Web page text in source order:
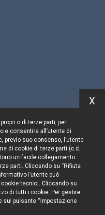
privacy
o di terze parti, per
e consentire all’utente di
previo suo consenso, l’utente
di cookie di terze parti (c.d.
un facile collegamento
parti. Cliccando su “Rifiuta
l’utente può
tecnici. Cliccando su
di tutti i cookie. Per gestire
sul pulsante “Impostazione
X